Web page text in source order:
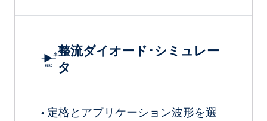
整流ダイオード･シミュレー
タ
• 定格とアプリケーション波形を選